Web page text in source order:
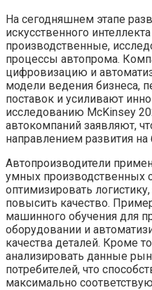
На сегодняшнем этапе
искусственного
производственные,
процессы автопрома.
цифровизацию и
модели ведения бизнеса,
поставок и усиливают
исследованию McKinsey
автокомпаний заявляют,
направлением развития
Автопроизводители
умных производственных
оптимизировать
повысить качество.
машинного обучения для
оборудовании и
качества деталей. Кроме
анализировать данные
потребителей, что
максимально